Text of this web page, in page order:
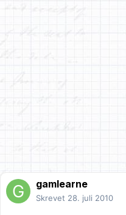
gamlearne
Skrevet 28. juli 2010